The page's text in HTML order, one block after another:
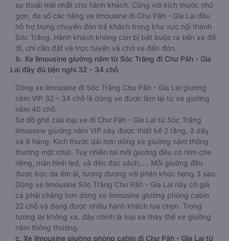
sự thoải mái nhất cho hành khách. Cũng với kích thước nhỏ
gọn, đa số các hãng xe limousine đi Chư Păh - Gia Lai đều
hỗ trợ trung chuyển đón trả khách trong khu vực nội thành
Sóc Trăng. Hành khách không còn bị bắt buộc ra bến xe để
đi, chỉ cần đặt vé trực tuyến và chờ xe đến đón.
b. Xe limousine giường nằm từ Sóc Trăng đi Chư Păh - Gia
Lai đầy đủ tiện nghi 32 - 34 chỗ
Dòng xe limousine đi Sóc Trăng Chư Păh - Gia Lai giường
nằm VIP 32 – 34 chỗ là dòng xe được làm lại từ xe giường
nằm 40 chỗ.
Sơ đồ ghế của loại xe đi Chư Păh - Gia Lai từ Sóc Trăng
limousine giường nằm VIP này được thiết kế 2 tầng, 3 dãy
và 6 hàng. Kích thước dài hơn dòng xe giường nằm thông
thường một chút. Tuy nhiên tại mỗi giường đều có rèm che
riêng, màn hình led, và đèn đọc sách,…. Mỗi giường đều
được bọc da êm ái, tương đương với phân khúc hạng 3 sao.
Dòng xe limousine Sóc Trăng Chư Păh - Gia Lai này có giá
cả phải chăng hơn dòng xe limousine giường phòng cabin
22 chỗ và đang được nhiều hành khách lựa chọn. Trong
tương lai không xa, đây chính là loại xe thay thế xe giường
nằm thông thường.
c. Xe limousine giường phòng cabin đi Chư Păh - Gia Lai từ